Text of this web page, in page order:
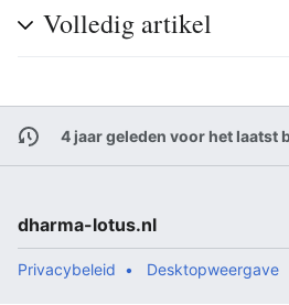
Volledig artikel
4 jaar geleden voor het laatst
dharma-lotus.nl
Privacybeleid Desktopweergave